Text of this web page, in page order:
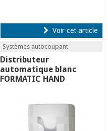
Voir cet article
Systèmes autocoupant
Distributeur
automatique blanc
FORMATIC HAND